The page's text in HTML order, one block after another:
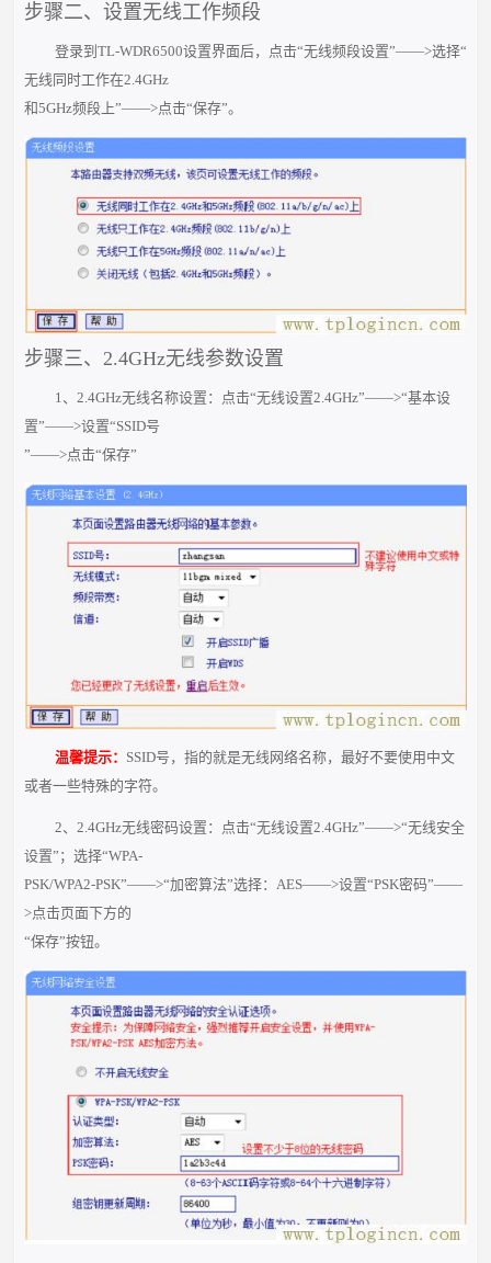
步骤二、设置无线工作频段
登录到TL-WDR6500设置界面后，点击“无线频段设置”——>选择“
无线同时工作在2.4GHz
和5GHz频段上”——>点击“保存”。
步骤三、2.4GHz无线参数设置
1、2.4GHz无线名称设置：点击“无线设置2.4GHz”——>“基本设
置”——>设置“SSID号
”——>点击“保存”
温馨提示： SSID号，指的就是无线网络名称，最好不要使用中文
或者一些特殊的字符。
2、2.4GHz无线密码设置：点击“无线设置2.4GHz”——>“无线安全
设置”；选择“WPA-
PSK/WPA2-PSK”——>“加密算法”选择：AES——>设置“PSK密码”——
>点击页面下方的
“保存”按钮。